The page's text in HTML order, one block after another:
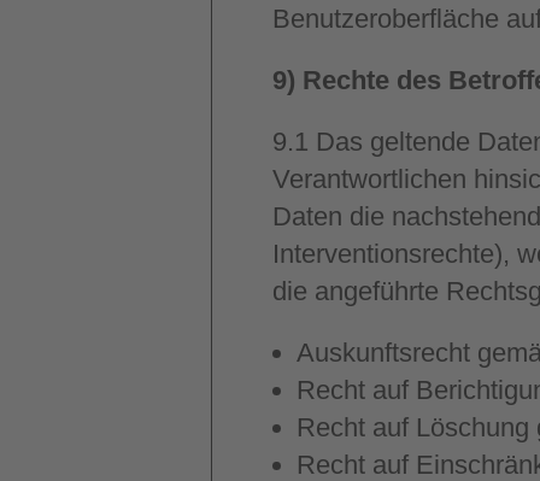
Benutzeroberfläche
9) Rechte des
9.1 Das geltende
Verantwortlichen
Daten die
Interventionsrechte),
die angeführte
Auskunftsrecht
Recht auf
Recht auf
Recht auf